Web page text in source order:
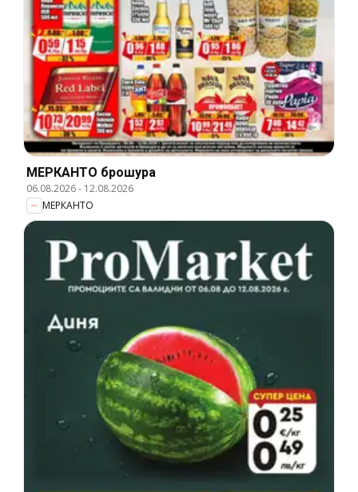
МЕРКАНТО брошура
06.08.2026- 12.08.2026
МЕРКАНТО